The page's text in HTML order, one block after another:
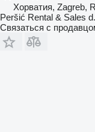
Хорватия, Zagreb,
Peršić Rental & Sales
Связаться с